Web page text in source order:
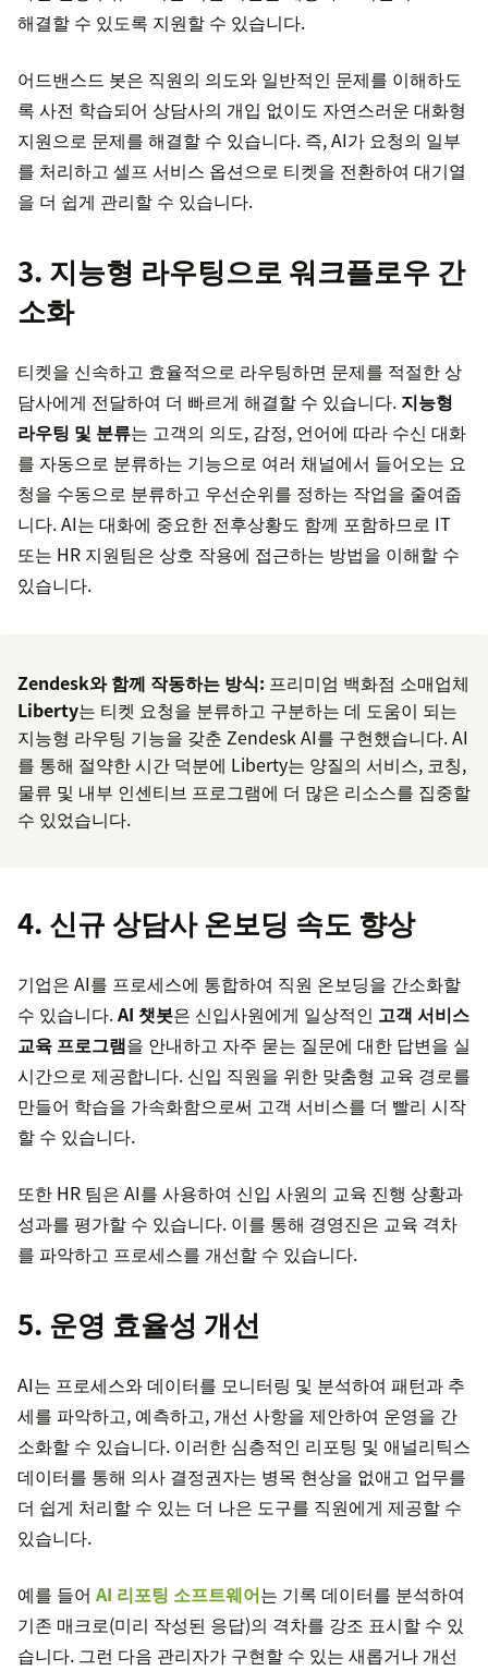
해결할 수 있도록 지원할 수 있습니다.
어드밴스드 봇은 직원의 의도와 일반적인 문제를 이해하도
록 사전 학습되어 상담사의 개입 없이도 자연스러운 대화형
지원으로 문제를 해결할 수 있습니다. 즉, AI가 요청의 일부
를 처리하고 셀프 서비스 옵션으로 티켓을 전환하여 대기열
을 더 쉽게 관리할 수 있습니다.
3. 지능형 라우팅으로 워크플로우 간
소화
티켓을 신속하고 효율적으로 라우팅하면 문제를 적절한 상
담사에게 전달하여 더 빠르게 해결할 수 있습니다. 지능형
라우팅 및 분류는 고객의 의도, 감정, 언어에 따라 수신 대화
를 자동으로 분류하는 기능으로 여러 채널에서 들어오는 요
청을 수동으로 분류하고 우선순위를 정하는 작업을 줄여줍
니다. AI는 대화에 중요한 전후상황도 함께 포함하므로 IT
또는 HR 지원팀은 상호 작용에 접근하는 방법을 이해할 수
있습니다.
Zendesk와 함께 작동하는 방식: 프리미엄 백화점 소매업체
Liberty는 티켓 요청을 분류하고 구분하는 데 도움이 되는
지능형 라우팅 기능을 갖춘 Zendesk AI를 구현했습니다. AI
를 통해 절약한 시간 덕분에 Liberty는 양질의 서비스, 코칭,
물류 및 내부 인센티브 프로그램에 더 많은 리소스를 집중할
수 있었습니다.
4. 신규 상담사 온보딩 속도 향상
기업은 AI를 프로세스에 통합하여 직원 온보딩을 간소화할
수 있습니다.AI 챗봇은 신입사원에게 일상적인 고객 서비스
교육 프로그램을 안내하고 자주 묻는 질문에 대한 답변을 실
시간으로 제공합니다. 신입 직원을 위한 맞춤형 교육 경로를
만들어 학습을 가속화함으로써 고객 서비스를 더 빨리 시작
할 수 있습니다.
또한 HR 팀은 AI를 사용하여 신입 사원의 교육 진행 상황과
성과를 평가할 수 있습니다. 이를 통해 경영진은 교육 격차
를 파악하고 프로세스를 개선할 수 있습니다.
5. 운영 효율성 개선
AI는 프로세스와 데이터를 모니터링 및 분석하여 패턴과 추
세를 파악하고, 예측하고, 개선 사항을 제안하여 운영을 간
소화할 수 있습니다. 이러한 심층적인 리포팅 및 애널리틱스
데이터를 통해 의사 결정권자는 병목 현상을 없애고 업무를
더 쉽게 처리할 수 있는 더 나은 도구를 직원에게 제공할 수
있습니다.
예를 들어 AI 리포팅 소프트웨어는 기록 데이터를 분석하여
기존 매크로(미리 작성된 응답)의 격차를 강조 표시할 수 있
습니다. 그런 다음 관리자가 구현할 수 있는 새롭거나 개선